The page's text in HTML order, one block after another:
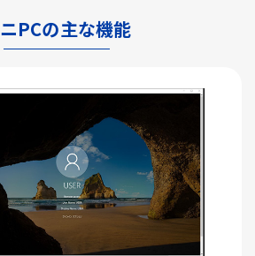
PCの主な機能